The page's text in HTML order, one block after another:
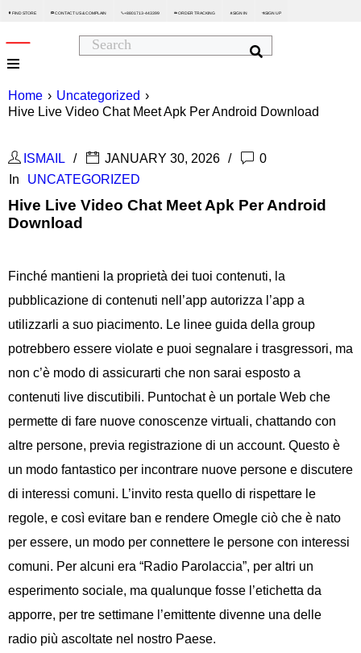
 FIND STORE  CONTACT US & COMPLAIN +8801713-443399  ORDER TRACKING  SIGN IN SIGN UP
Home › Uncategorized ›
Hive Live Video Chat Meet Apk Per Android Download
ISMAIL JANUARY 30, 2026
0
In
UNCATEGORIZED
Hive Live Video Chat Meet Apk Per Android
Download
Finché mantieni la proprietà dei tuoi contenuti, la
pubblicazione di contenuti nell’app autorizza l’app a
utilizzarli a suo piacimento. Le linee guida della group
potrebbero essere violate e puoi segnalare i trasgressori, ma
non c’è modo di assicurarti che non sarai esposto a
contenuti live discutibili. Puntochat è un portale Web che
permette di fare nuove conoscenze virtuali, chattando con
altre persone, previa registrazione di un account. Questo è
un modo fantastico per incontrare nuove persone e discutere
di interessi comuni. L’invito resta quello di rispettare le
regole, e così evitare ban e rendere Omegle ciò che è nato
per essere, un modo per connettere le persone con interessi
comuni. Per alcuni era “Radio Parolaccia”, per altri un
esperimento sociale, ma qualunque fosse l’etichetta da
apporre, per tre settimane l’emittente divenne una delle
radio più ascoltate nel nostro Paese.